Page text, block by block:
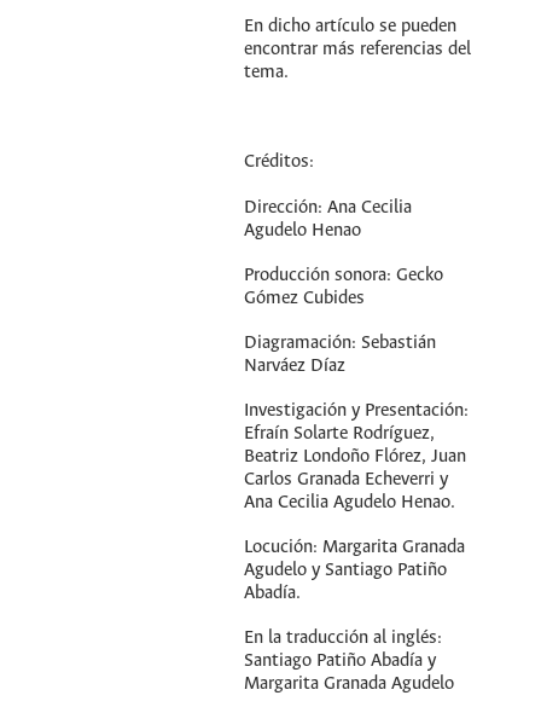
En dicho artículo se pueden
encontrar más referencias del
tema.
Créditos:
Dirección: Ana Cecilia
Agudelo Henao
Producción sonora: Gecko
Gómez Cubides
Diagramación: Sebastián
Narváez Díaz
Investigación y Presentación:
Efraín Solarte Rodríguez,
Beatriz Londoño Flórez, Juan
Carlos Granada Echeverri y
Ana Cecilia Agudelo Henao.
Locución: Margarita Granada
Agudelo y Santiago Patiño
Abadía.
En la traducción al inglés:
Santiago Patiño Abadía y
Margarita Granada Agudelo